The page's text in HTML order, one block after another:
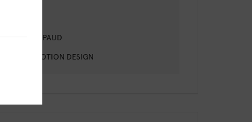
LISA POUPAUD
LUCAS MOTION DESIGN